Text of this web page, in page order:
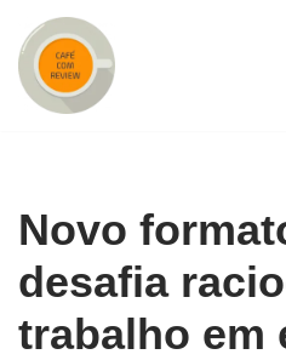
Pular
para
Novo
desafia
trabalho em